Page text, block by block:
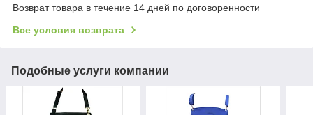
Возврат товара в течение 14 дней по договоренности
Все условия возврата
Подобные услуги компании